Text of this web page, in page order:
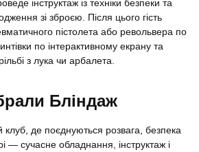
інструктаж із техніки безпеки та
зі зброєю. Після цього гість
пістолета або револьвера по
по інтерактивному екрану та
з лука чи арбалета.
Бліндаж
клуб, де поєднуються розвага, безпека
— сучасне обладнання, інструктаж і